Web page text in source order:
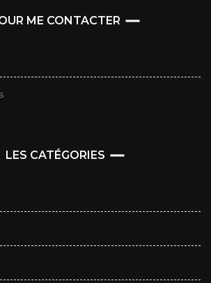
ME CONTACTER
LES CATÉGORIES